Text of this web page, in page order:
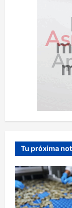
Tu próxima